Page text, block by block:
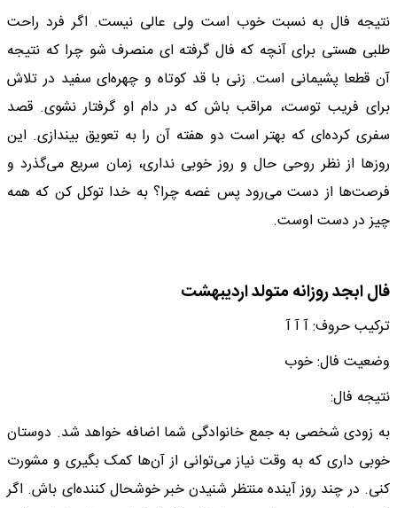
نتیجه فال به نسبت خوب است ولی عالی نیست. اگر فرد راحت
طلبی هستی برای آنچه که فال گرفته ای منصرف شو چرا که نتیجه
آن قطعا پشیمانی است. زنی با قد کوتاه و چهره‌ای سفید در تلاش
برای فریب توست، مراقب باش که در دام او گرفتار نشوی. قصد
سفری کرده‌ای که بهتر است دو هفته آن را به تعویق بیندازی. این
روزها از نظر روحی حال و روز خوبی نداری، زمان سریع می‌گذرد و
فرصت‌ها از دست می‌رود پس غصه چرا؟ به خدا توکل کن که همه
چیز در دست اوست.
فال ابجد روزانه متولد اردیبهشت
ترکیب حروف: آ‌‌ آ ‌آ‌
وضعیت فال: خوب
نتیجه فال:
به زودی شخصی به جمع خانوادگی شما اضافه خواهد شد. دوستان
خوبی داری که به وقت نیاز می‌توانی از آن‌ها کمک بگیری و مشورت
کنی. در چند روز آینده منتظر شنیدن خبر خوشحال کننده‌ای باش. اگر